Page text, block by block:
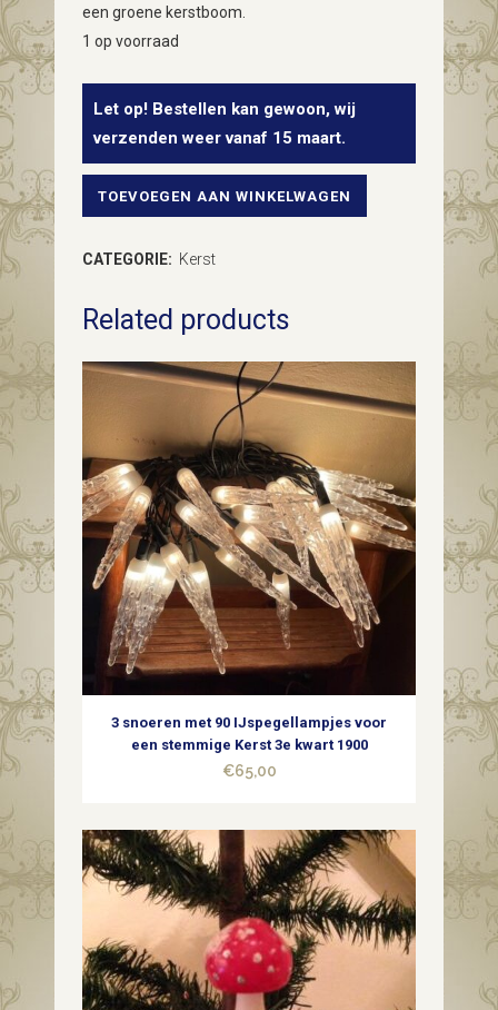
een groene kerstboom.
1 op voorraad
Let op! Bestellen kan gewoon, wij
verzenden weer vanaf 15 maart.
Antieke
van
dun
gepatineerd
glas
in
zilver
helft
1900
quantity
TOEVOEGEN AAN WINKELWAGEN
CATEGORIE: Kerst
Related products
3 snoeren met 90 IJspegellampjes voor
een stemmige Kerst 3e kwart 1900
€65,00